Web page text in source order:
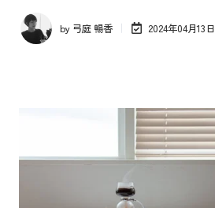
by 弓庭 暢香 2024年04月13日